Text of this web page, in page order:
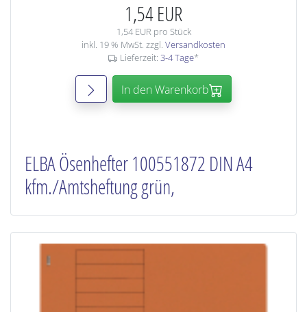
1,54 EUR
1,54 EUR pro Stück
inkl. 19 % MwSt. zzgl. Versandkosten
Lieferzeit: 3-4 Tage*
In den Warenkorb
ELBA Ösenhefter 100551872 DIN A4
kfm./Amtsheftung grün,